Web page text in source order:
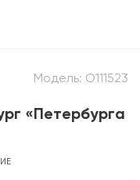
Модель: O111523
«Петербурга